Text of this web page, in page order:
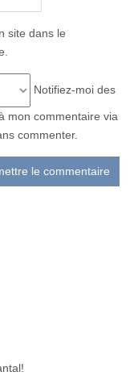
site dans le
Notifiez-moi des
mon commentaire via
commenter.